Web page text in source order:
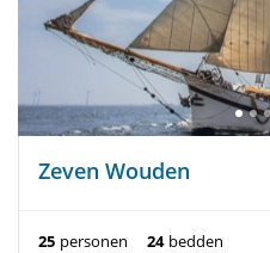
Zeven Wouden
25 personen 24 bedden